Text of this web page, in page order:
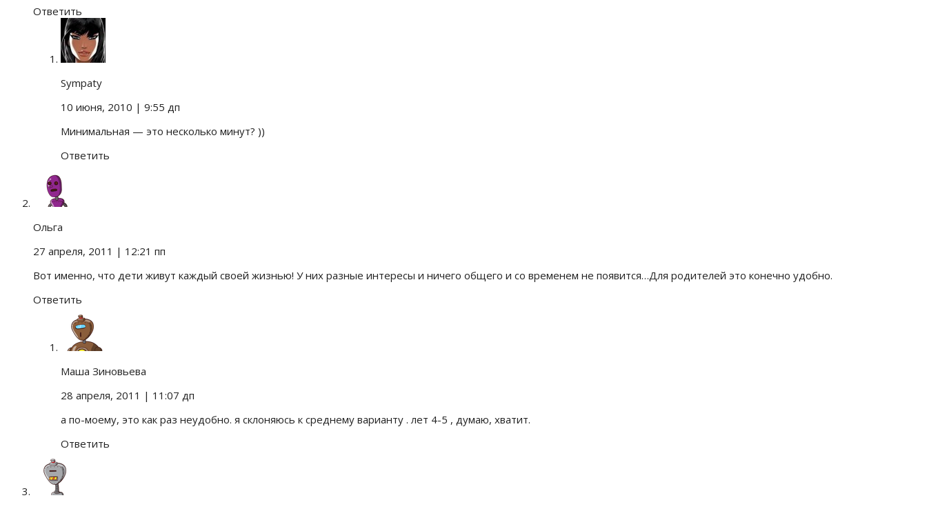
Ответить
Sympaty
10 июня, 2010 | 9:55 дп
Минимальная — это несколько минут? ))
Ответить
Ольга
27 апреля, 2011 | 12:21 пп
Вот именно, что дети живут каждый своей жизнью! У них разные интересы и ничего общего и со временем не появится…Для родителей это конечно удобно.
Ответить
Маша Зиновьева
28 апреля, 2011 | 11:07 дп
а по-моему, это как раз неудобно. я склоняюсь к среднему варианту . лет 4-5 , думаю, хватит.
Ответить